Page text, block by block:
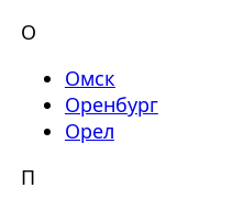
О
Омск
Оренбург
Орел
П